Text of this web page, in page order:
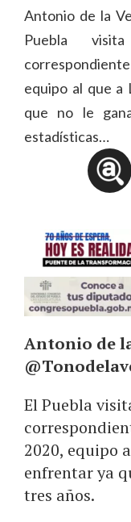
Antonio de la
Puebla
equipo al que a
que no le
estadísticas…
Antonio de
El Puebla
2020, equipo
enfrentar ya
tres años.